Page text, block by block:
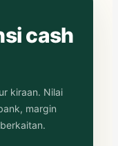
cash
kiraan. Nilai
margin